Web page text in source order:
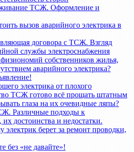
ТСЖ. Оформление и
вызов аварийного электрика в
договора с ТСЖ. Взгляд
службы электроснабжения
собственников жилья,
аварийного электрика?
электрика от плохого
ТСЖ готово всё прощать штатным
глаза на их очевидные ляпы?
Различные подходы к
достоинства и недостатки.
берет за ремонт проводки,
без «не давайте»!